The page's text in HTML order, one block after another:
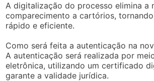
A digitalização do processo elimina a
comparecimento a cartórios,
rápido e eficiente.
Como será feita a autenticação na
A autenticação será realizada por
eletrônica, utilizando um certificado
garante a validade jurídica.